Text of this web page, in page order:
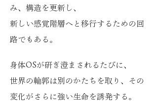
み、構造を更新し、
新しい感覚階層へと移行するための回
路でもある。
身体OSが研ぎ澄まされるたびに、
世界の輪郭は別のかたちを取り、その
変化がさらに強い生命を誘発する。